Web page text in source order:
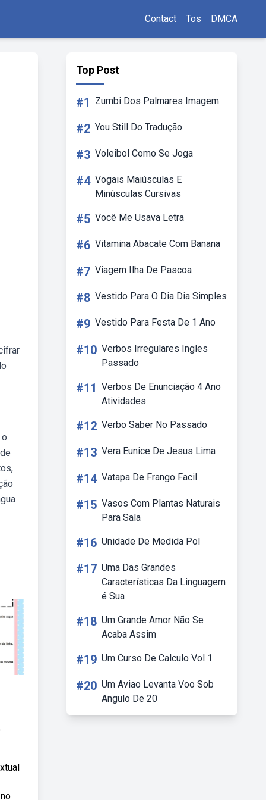
Contact Tos DMCA
Top Post
#1 Zumbi Dos Palmares Imagem
#2 You Still Do Tradução
#3 Voleibol Como Se Joga
#4 Vogais Maiúsculas E
Minúsculas Cursivas
#5 Você Me Usava Letra
#6 Vitamina Abacate Com Banana
#7 Viagem Ilha De Pascoa
#8 Vestido Para O Dia Dia Simples
#9 Vestido Para Festa De 1 Ano
#10 Verbos Irregulares Ingles
Passado
#11 Verbos De Enunciação 4 Ano
Atividades
#12 Verbo Saber No Passado
#13 Vera Eunice De Jesus Lima
#14 Vatapa De Frango Facil
#15 Vasos Com Plantas Naturais
Para Sala
#16 Unidade De Medida Pol
#17 Uma Das Grandes
Características Da Linguagem
é Sua
#18 Um Grande Amor Não Se
Acaba Assim
#19 Um Curso De Calculo Vol 1
#20 Um Aviao Levanta Voo Sob
Angulo De 20